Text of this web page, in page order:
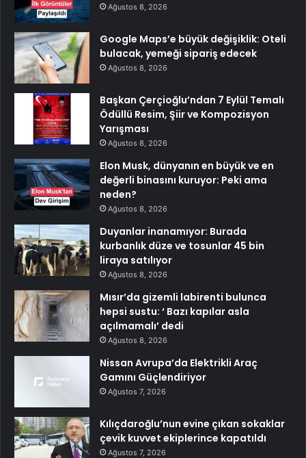
Ağustos 8, 2026
Google Maps’e büyük değişiklik: Oteli
bulacak, yemeği sipariş edecek
Ağustos 8, 2026
Başkan Çerçioğlu’ndan 7 Eylül Temalı
Ödüllü Resim, Şiir ve Kompozisyon
Yarışması
Ağustos 8, 2026
Elon Musk, dünyanın en büyük ve en
değerli binasını kuruyor: Peki ama
neden?
Ağustos 8, 2026
Duyanlar inanamıyor: Burada
kurbanlık düze ve tosunlar 45 bin
liraya satılıyor
Ağustos 8, 2026
Mısır’da gizemli labirenti bulunca
hepsi sustu: ‘ Bazı kapılar asla
açılmamalı’ dedi
Ağustos 8, 2026
Nissan Avrupa’da Elektrikli Araç
Gamını Güçlendiriyor
Ağustos 7, 2026
Kılıçdaroğlu’nun evine çıkan sokaklar
çevik kuvvet ekiplerince kapatıldı
Ağustos 7, 2026